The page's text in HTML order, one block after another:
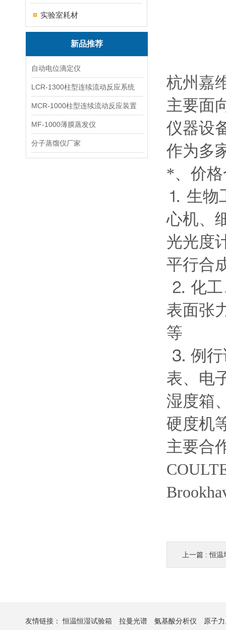
实验室耗材
新品推荐
自动电位滴定仪
LCR-1300柱型连续流动反应系统
MCR-1000柱型连续流动反应装置
MF-1000薄膜蒸发仪
分子蒸馏仪厂家
杭州嘉
主要面
仪器设
作为多
*、价
⒈ 生物
心机、
光光度
平行合
⒉ 化工
表面张
等
⒊ 例行
表、电
湿度箱
硬度机
主要合
上一篇 :恒温
友情链接：恒温恒湿试验箱 拉曼光谱 氨基酸分析仪 原子